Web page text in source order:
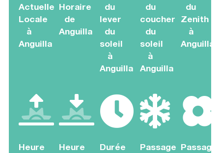
Actuelle
Locale
à
Anguilla
Horaire
de
Anguilla
du
lever
du
soleil
à
Anguilla
du
coucher
du
soleil
à
Anguilla
du
Zenith
à
Anguilla
Heure
Heure
Durée
Passage Passage